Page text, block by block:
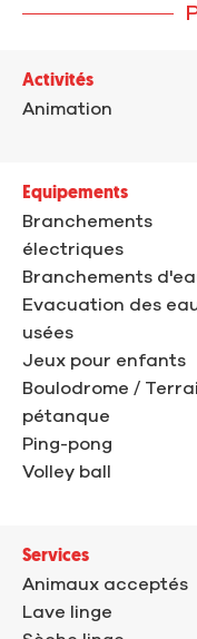
Activités
Animation
Equipements
Branchements
électriques
Branchements
Evacuation des
usées
Jeux pour enfants
Boulodrome /
pétanque
Ping-pong
Volley ball
Services
Animaux acceptés
Lave linge